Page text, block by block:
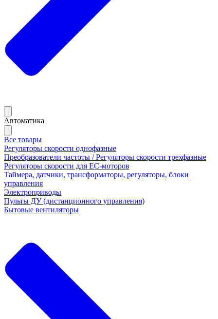
Автоматика
Все товары
Регуляторы скорости однофазные
Преобразователи частоты / Регуляторы скорости трехфазные
Регуляторы скорости для ЕС-моторов
Таймера, датчики, трансформаторы, регуляторы, блоки
управления
Электроприводы
Пульты ДУ (дистанционного управления)
Бытовые вентиляторы